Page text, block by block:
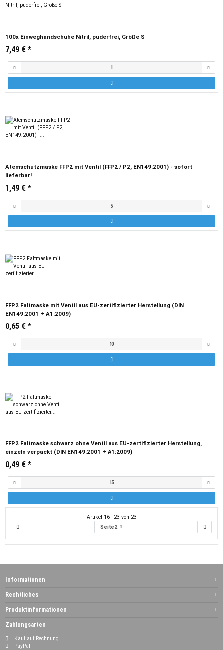
100x Einweghandschuhe Nitril, puderfrei, Größe S
7,49 € *
Atemschutzmaske FFP2 mit Ventil (FFP2 / P2, EN149:2001) - sofort
lieferbar!
1,49 € *
FFP2 Faltmaske mit Ventil aus EU-zertifizierter Herstellung (DIN
EN149:2001 + A1:2009)
0,65 € *
FFP2 Faltmaske schwarz ohne Ventil aus EU-zertifizierter Herstellung,
einzeln verpackt (DIN EN149:2001 + A1:2009)
0,49 € *
Artikel 16 - 23 von 23
Seite2
Informationen
Rechtliches
Produktinformationen
Zahlungsarten
Kauf auf Rechnung
PayPal